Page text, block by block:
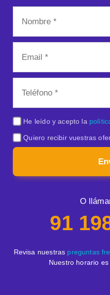
He leído y acepto la
Quiero recibir vuestras
O
91
Revisa nuestras preguntas
Nuestro horario